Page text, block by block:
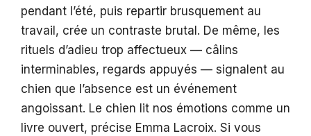
pendant l’été, puis repartir brusquement au
travail, crée un contraste brutal. De même, les
rituels d’adieu trop affectueux — câlins
interminables, regards appuyés — signalent au
chien que l’absence est un événement
angoissant. Le chien lit nos émotions comme un
livre ouvert, précise Emma Lacroix. Si vous